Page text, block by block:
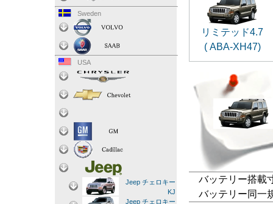
リミテッド4.7
( ABA-XH47)
バッテリー搭載
バッテリー同一
Sweden
USA
Jeep チェロキー
KJ
Jeep チェロキー